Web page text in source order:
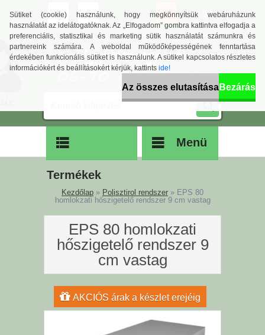
Sütiket (cookie) használunk, hogy megkönnyítsük webáruházunk
használatát az idelátogatóknak. Az „Elfogadom” gombra kattintva elfogadja a
preferenciális, statisztikai és marketing sütik használatát számunkra és
partnereink számára. A weboldal működőképességének fenntartása
érdekében funkcionális sütiket is használunk. A sütikel kapcsolatos részletes
információkért és beállításokért kérjük, kattints ide!
Az összes elutasításaBezárás
0 db / 0 Ft
Termékek
Menü
Kezdőlap » Polisztirol rendszer » EPS 80
homlokzati hőszigetelő rendszer 9 cm vastag
EPS 80 homlokzati
hőszigetelő rendszer 9
cm vastag
AKCIÓS árak a készlet erejéig